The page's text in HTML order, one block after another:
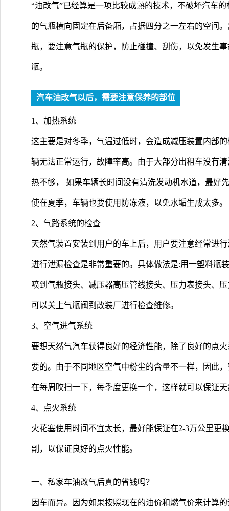
“油改气”已经算是一项比较成熟的技术，不破坏汽车
的气瓶横向固定在后备厢，占据四分之一左右的空间
瓶，要注意气瓶的保护，防止碰撞、刮伤，以免发生
瓶。
汽车油改气以后，需要注意保养的部位
1、加热系统
这主要是对冬季，气温过低时，会造成减压装置内部
辆无法正常运行，故障率高。由于大部分出租车没有
热不够， 如果车辆长时间没有清洗发动机水道，最好
使在夏季，车辆也要使用防冻液，以免水垢生成太多。
2、气路系统的检查
天然气装置安装到用户的车上后，用户要注意经常进
进行泄漏检查是非常重要的。具体做法是:用一塑料瓶
喷到气瓶接头、减压器高压管线接头、压力表接头、
可以关上气瓶阀到改装厂进行检查维修。
3、空气进气系统
要想天然气汽车获得良好的经济性能，除了良好的点
要的。由于不同地区空气中粉尘的含量不一样，因此
在每周吹扫一下，每季度更换一个，这样就可以保证
4、点火系统
火花塞使用时间不宜太长，最好能保证在2-3万公里更
副，以保证良好的点火性能。
一、私家车油改气后真的省钱吗？
因车而异。因为如果按照现在的油价和燃气价来计算